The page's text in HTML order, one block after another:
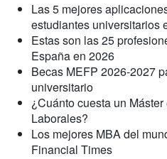
Las 5 mejores
estudiantes universitarios
Estas son las 25
España en 2026
Becas MEFP 2026-2027
universitario
¿Cuánto cuesta un
Laborales?
Los mejores MBA del
Financial Times